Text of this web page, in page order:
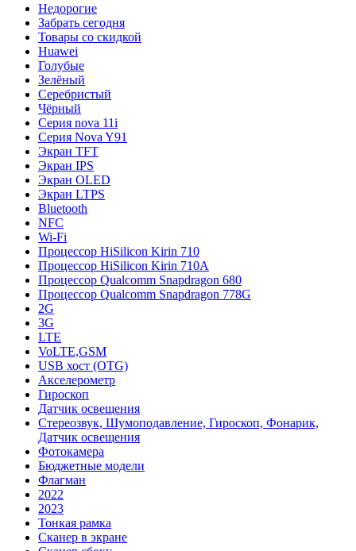
Недорогие
Забрать сегодня
Товары со скидкой
Huawei
Голубые
Зелёный
Серебристый
Чёрный
Cерия nova 11i
Cерия Nova Y91
Экран TFT
Экран IPS
Экран OLED
Экран LTPS
Bluetooth
NFC
Wi-Fi
Процессор HiSilicon Kirin 710
Процессор HiSilicon Kirin 710A
Процессор Qualcomm Snapdragon 680
Процессор Qualcomm Snapdragon 778G
2G
3G
LTE
VoLTE,GSM
USB хост (OTG)
Акселерометр
Гироскоп
Датчик освещения
Стереозвук, Шумоподавление, Гироскоп, Фонарик,
Датчик освещения
Фотокамера
Бюджетные модели
Флагман
2022
2023
Тонкая рамка
Сканер в экране